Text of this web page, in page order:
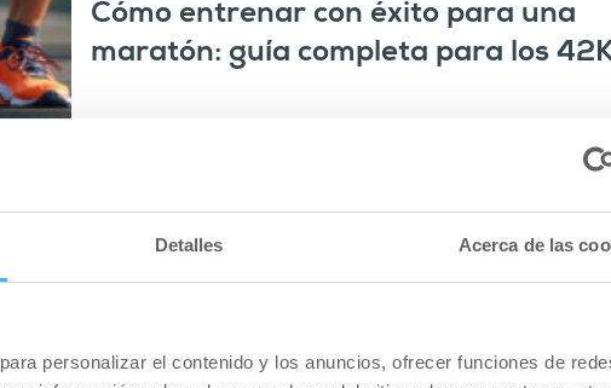
Detalles Acerca de las
personalizar el contenido y los anuncios, ofrecer funciones de
Cómo entrenar con éxito para una
maratón: guía completa para los
empezar a correr?
adecuado.
distinta para una carrera matutina corta y suave que para un